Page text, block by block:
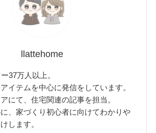
llattehome
37万人以上。
イテムを中心に発信をしています。
にて、住宅関連の記事を担当。
、家づくり初心者に向けてわかりや
します。